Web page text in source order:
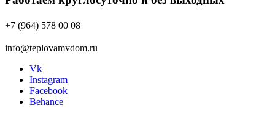
+7 (964) 578 00 08
info@teplovamvdom.ru
Vk
Instagram
Facebook
Behance